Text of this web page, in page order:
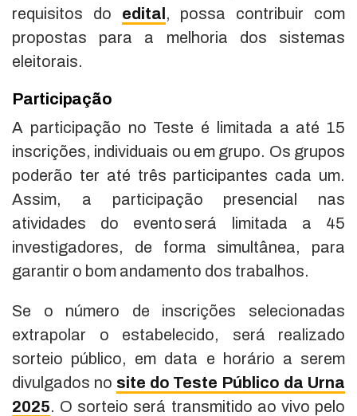
requisitos do edital , possa contribuir com
propostas para a melhoria dos sistemas
eleitorais.
Participação
A participação no Teste é limitada a até 15
inscrições, individuais ou em grupo. Os grupos
poderão ter até três participantes cada um.
Assim, a participação presencial nas
atividades do evento será limitada a 45
investigadores, de forma simultânea, para
garantir o bom andamento dos trabalhos.
Se o número de inscrições selecionadas
extrapolar o estabelecido, será realizado
sorteio público, em data e horário a serem
divulgados no site do Teste Público da Urna
2025. O sorteio será transmitido ao vivo pelo